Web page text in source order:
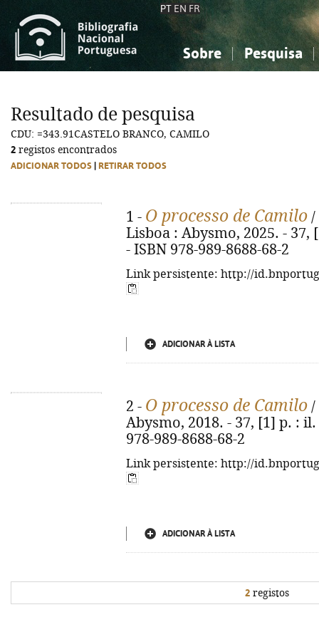
PT EN FR
Sobre Pesquisa
Ciências sociais...
Ciências sociais...
Resultado de pesquisa
CDU: =343.91CASTELO BRANCO, CAMILO
2 registos encontrados
ADICIONAR TODOS RETIRAR TODOS
1 - O processo de Camilo /
Lisboa : Abysmo, 2025. - 37,
- ISBN 978-989-8688-68-2
Link persistente: http://
ADICIONAR À LISTA
2 - O processo de Camilo /
Abysmo, 2018. - 37, [1] p. :
978-989-8688-68-2
Link persistente: http://
ADICIONAR À LISTA
2 registos